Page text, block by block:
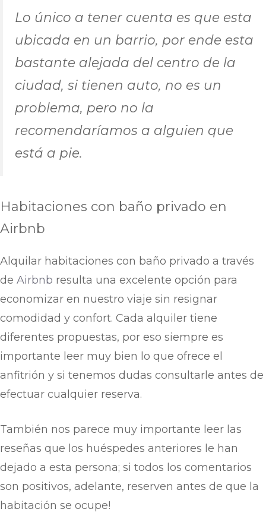
Lo único a tener cuenta es que esta
ubicada en un barrio, por ende esta
bastante alejada del centro de la
ciudad, si tienen auto, no es un
problema, pero no la
recomendaríamos a alguien que
está a pie.
Habitaciones con baño privado en
Airbnb
Alquilar habitaciones con baño privado a través
de Airbnb resulta una excelente opción para
economizar en nuestro viaje sin resignar
comodidad y confort. Cada alquiler tiene
diferentes propuestas, por eso siempre es
importante leer muy bien lo que ofrece el
anfitrión y si tenemos dudas consultarle antes de
efectuar cualquier reserva.
También nos parece muy importante leer las
reseñas que los huéspedes anteriores le han
dejado a esta persona; si todos los comentarios
son positivos, adelante, reserven antes de que la
habitación se ocupe!